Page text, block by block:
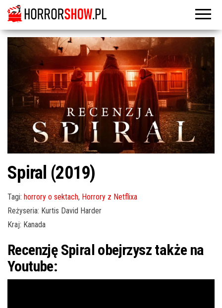
Spiral (2019)
Tagi: horrory o sektach, Horrory z Netflixa
Reżyseria: Kurtis David Harder
Kraj: Kanada
Recenzję Spiral obejrzysz także na
Youtube: